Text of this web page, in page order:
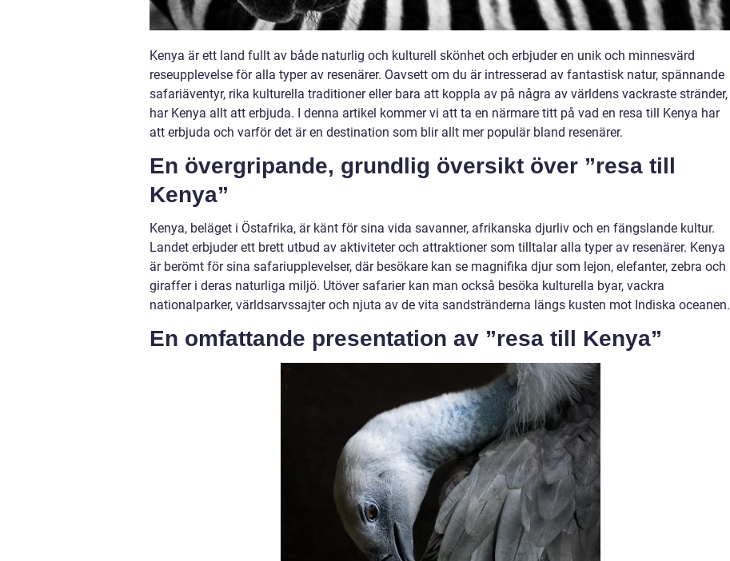
Kenya är ett land fullt av både naturlig och kulturell skönhet och erbjuder en unik och minnesvärd
reseupplevelse för alla typer av resenärer. Oavsett om du är intresserad av fantastisk natur, spännande
safariäventyr, rika kulturella traditioner eller bara att koppla av på några av världens vackraste stränder,
har Kenya allt att erbjuda. I denna artikel kommer vi att ta en närmare titt på vad en resa till Kenya har
att erbjuda och varför det är en destination som blir allt mer populär bland resenärer.
En övergripande, grundlig översikt över ”resa till
Kenya”
Kenya, beläget i Östafrika, är känt för sina vida savanner, afrikanska djurliv och en fängslande kultur.
Landet erbjuder ett brett utbud av aktiviteter och attraktioner som tilltalar alla typer av resenärer. Kenya
är berömt för sina safariupplevelser, där besökare kan se magnifika djur som lejon, elefanter, zebra och
giraffer i deras naturliga miljö. Utöver safarier kan man också besöka kulturella byar, vackra
nationalparker, världsarvssajter och njuta av de vita sandstränderna längs kusten mot Indiska oceanen.
En omfattande presentation av ”resa till Kenya”